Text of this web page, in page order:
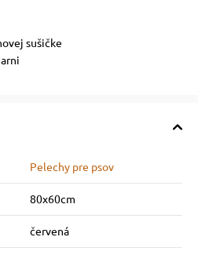
sušičke
Pelechy pre psov
80x60cm
červená